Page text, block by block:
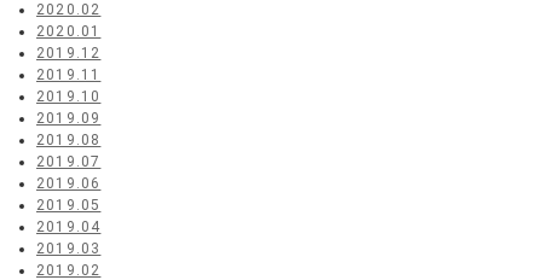
2020.02
2020.01
2019.12
2019.11
2019.10
2019.09
2019.08
2019.07
2019.06
2019.05
2019.04
2019.03
2019.02